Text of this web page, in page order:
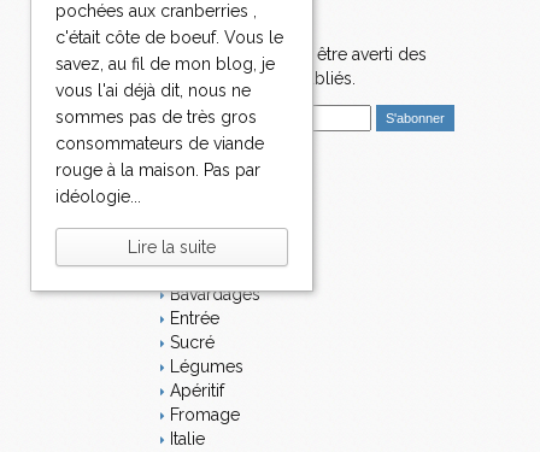
pochées aux cranberries ,
c'était côte de boeuf. Vous le
savez, au fil de mon blog, je
vous l'ai déjà dit, nous ne
sommes pas de très gros
consommateurs de viande
rouge à la maison. Pas par
idéologie...
Lire la suite
Newsletter
Abonnez-vous pour être averti des
nouveaux articles publiés.
E
m
Dessert
Plat
Bavardages
Entrée
Sucré
Légumes
Apéritif
Fromage
Italie